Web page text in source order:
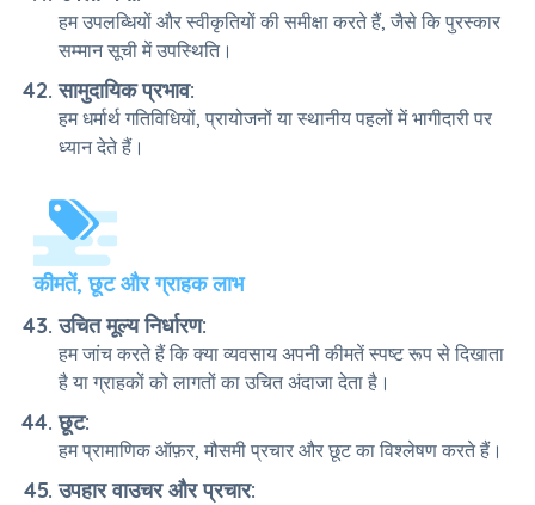
हम उपलब्धियों और स्वीकृतियों की समीक्षा करते हैं, जैसे कि पुरस्कार
सम्मान सूची में उपस्थिति।
सामुदायिक प्रभाव:
हम धर्मार्थ गतिविधियों, प्रायोजनों या स्थानीय पहलों में भागीदारी पर
ध्यान देते हैं।
कीमतें, छूट और ग्राहक लाभ
उचित मूल्य निर्धारण:
हम जांच करते हैं कि क्या व्यवसाय अपनी कीमतें स्पष्ट रूप से दिखाता
है या ग्राहकों को लागतों का उचित अंदाजा देता है।
छूट:
हम प्रामाणिक ऑफ़र, मौसमी प्रचार और छूट का विश्लेषण करते हैं।
उपहार वाउचर और प्रचार: